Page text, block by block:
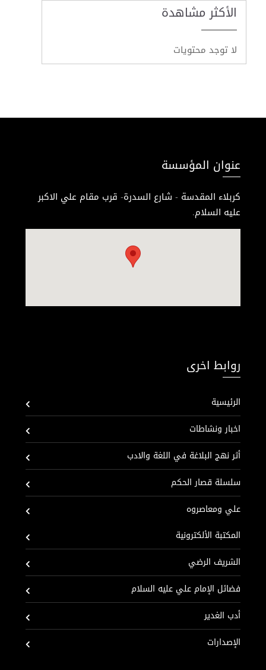
الأكثر مشاهدة
لا توجد محتويات
عنوان المؤسسة
كربلاء المقدسة - شارع السدرة- قرب مقام علي الاكبر
عليه السلام.
روابط اخرى
الرئيسية
اخبار ونشاطات
أثر نهج البلاغة في اللغة والادب
سلسلة قصار الحكم
علي ومعاصروه
المكتبة الألكترونية
الشريف الرضي
فضائل الإمام علي عليه السلام
أدب الغدير
الإصدارات